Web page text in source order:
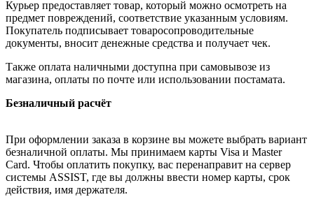
Курьер предоставляет товар, который можно осмотреть на
предмет повреждений, соответствие указанным условиям.
Покупатель подписывает товаросопроводительные
документы, вносит денежные средства и получает чек.
Также оплата наличными доступна при самовывозе из
магазина, оплаты по почте или использовании постамата.
Безналичный расчёт
При оформлении заказа в корзине вы можете выбрать вариант
безналичной оплаты. Мы принимаем карты Visa и Master
Card. Чтобы оплатить покупку, вас перенаправит на сервер
системы ASSIST, где вы должны ввести номер карты, срок
действия, имя держателя.